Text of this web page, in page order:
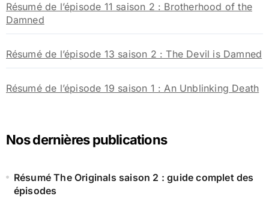
Résumé de l’épisode 11 saison 2 : Brotherhood of the
Damned
Résumé de l’épisode 13 saison 2 : The Devil is Damned
Résumé de l’épisode 19 saison 1 : An Unblinking Death
Nos dernières publications
Résumé The Originals saison 2 : guide complet des
épisodes